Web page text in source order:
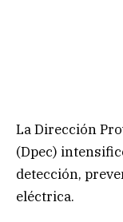
La Dirección
(Dpec)
detección,
eléctrica.